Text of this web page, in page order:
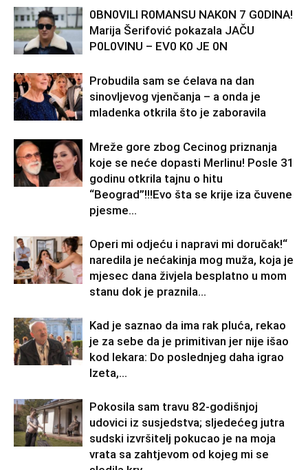
0BN0VlLl R0MANSU NAK0N 7 G0DlNA!
Marija Šerifović pokazala JAČU
P0L0VINU – EV0 K0 JE 0N
Probudila sam se ćelava na dan
sinovljevog vjenčanja – a onda je
mladenka otkrila što je zaboravila
Mreže gore zbog Cecinog priznanja
koje se neće dopasti Merlinu! Posle 31
godinu otkrila tajnu o hitu
“Beograd”!!!Evo šta se krije iza čuvene
pjesme...
Operi mi odjeću i napravi mi doručak!“
naredila je nećakinja mog muža, koja je
mjesec dana živjela besplatno u mom
stanu dok je praznila...
Kad je saznao da ima rak pluća, rekao
je za sebe da je primitivan jer nije išao
kod lekara: Do poslednjeg daha igrao
Izeta,...
Pokosila sam travu 82-godišnjoj
udovici iz susjedstva; sljedećeg jutra
sudski izvršitelj pokucao je na moja
vrata sa zahtjevom od kojeg mi se